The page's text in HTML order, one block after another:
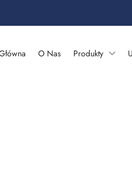
O Nas Produkty